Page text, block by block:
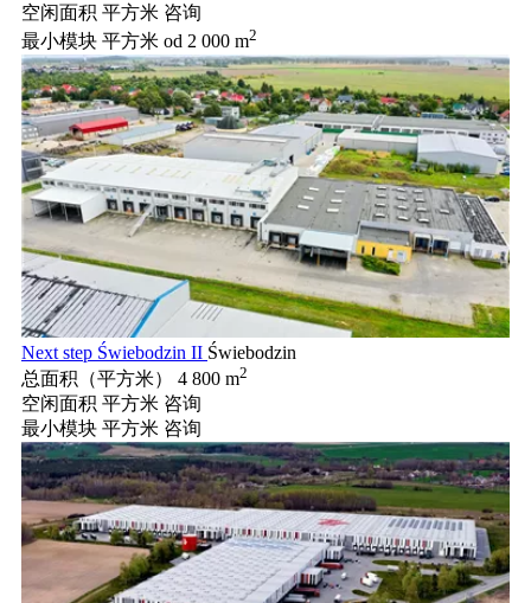
空闲面积 平方米 咨询
最小模块 平方米 od 2 000 m2
Next step Świebodzin II Świebodzin
总面积（平方米）
4 800 m2
空闲面积 平方米 咨询
最小模块 平方米 咨询